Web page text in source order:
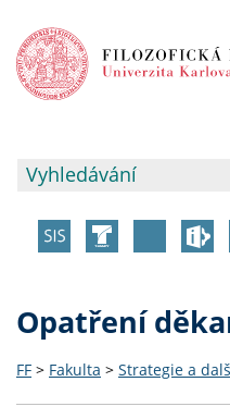
Opatření
FF > Fakulta > Strategie a